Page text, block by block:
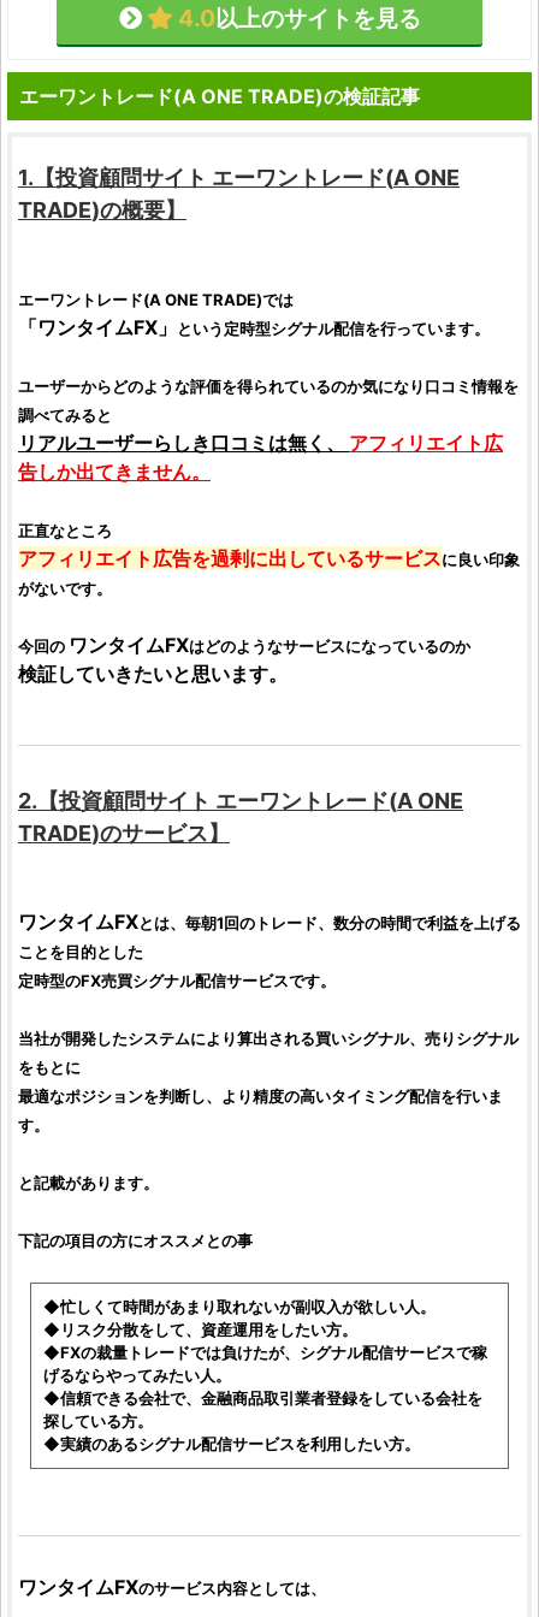
4.0以上のサイトを見る
エーワントレード(A ONE TRADE)の検証記事
1.【投資顧問サイト エーワントレード(A ONE
TRADE)の概要】
エーワントレード(A ONE TRADE)では
「ワンタイムFX 」 という定時型シグナル配信を行っています。
ユーザーからどのような評価を得られているのか気になり口コミ情報を
調べてみると
リアルユーザーらしき口コミ は無く、
アフィリエイト広
告しか出てきません。
正直なところ
アフィリエイト広告を過剰に出しているサービスに良い印象
がないです。
今回の ワンタイムFXはどのようなサービスになっているのか
検証していきたいと思います。
2.【投資顧問サイト エーワントレード(A ONE
TRADE)のサービス】
ワンタイムFXとは、毎朝1回のトレード、数分の時間で利益を上げる
ことを目的とした
定時型のFX売買シグナル配信サービスです。
当社が開発したシステムにより算出される買いシグナル、売りシグナル
をもとに
最適なポジションを判断し、より精度の高いタイミング配信を行いま
す。
と記載があります。
下記の項目の方にオススメとの事
◆忙しくて時間があまり取れないが副収入が欲しい人。
◆リスク分散をして、資産運用をしたい方。
◆FXの裁量トレードでは負けたが、シグナル配信サービスで稼
げるならやってみたい人。
◆信頼できる会社で、金融商品取引業者登録をしている会社を
探している方。
◆実績のあるシグナル配信サービスを利用したい方。
ワンタイムFXのサービス内容としては、